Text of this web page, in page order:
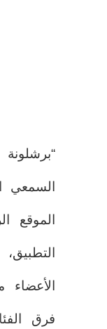
السمعي
الموقع
فرق